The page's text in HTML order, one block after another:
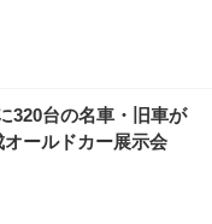
320台の名車・旧車が
ールドカー展示会